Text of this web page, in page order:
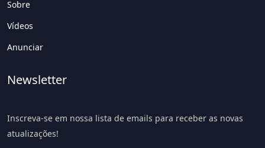
Sobre
Vídeos
Anunciar
Newsletter
Inscreva-se em nossa lista de emails para receber as novas
atualizações!